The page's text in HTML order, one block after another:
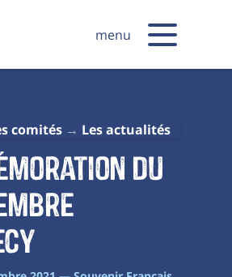
menu
comités Les actualités
du